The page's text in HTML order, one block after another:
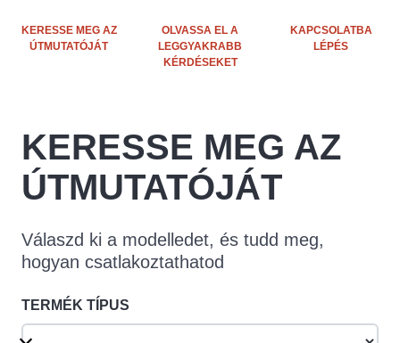
KERESSE MEG AZ
ÚTMUTATÓJÁT
OLVASSA EL A
LEGGYAKRABB
KÉRDÉSEKET
KAPCSOLATBA
LÉPÉS
KERESSE MEG AZ
ÚTMUTATÓJÁT
Válaszd ki a modelledet, és tudd meg,
hogyan csatlakoztathatod
TERMÉK TÍPUS